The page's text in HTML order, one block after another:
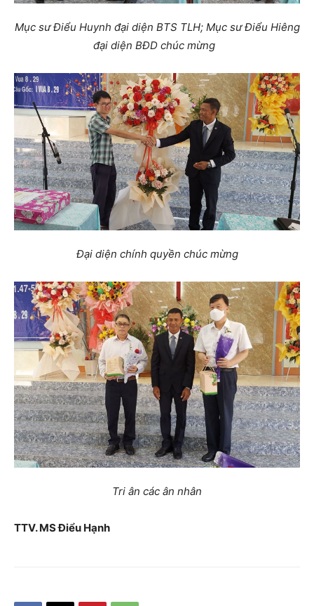
Mục sư Điểu Huynh đại diện BTS TLH; Mục sư Điểu Hiêng
đại diện BĐD chúc mừng
Đại diện chính quyền chúc mừng
Tri ân các ân nhân
TTV. MS Điểu Hạnh